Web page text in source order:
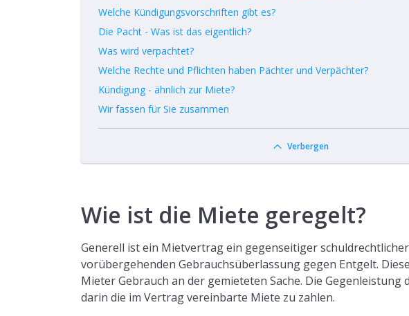
Welche Kündigungsvorschriften gibt es?
Die Pacht - Was ist das eigentlich?
Was wird verpachtet?
Welche Rechte und Pflichten haben Pächter und Verpächter?
Kündigung - ähnlich zur Miete?
Wir fassen für Sie zusammen
Verbergen
Wie ist die Miete geregelt?
Generell ist ein Mietvertrag ein gegenseitiger
vorübergehenden Gebrauchsüberlassung gegen Entgelt.
Mieter Gebrauch an der gemieteten Sache. Die Gegenleistung
darin die im Vertrag vereinbarte Miete zu zahlen.